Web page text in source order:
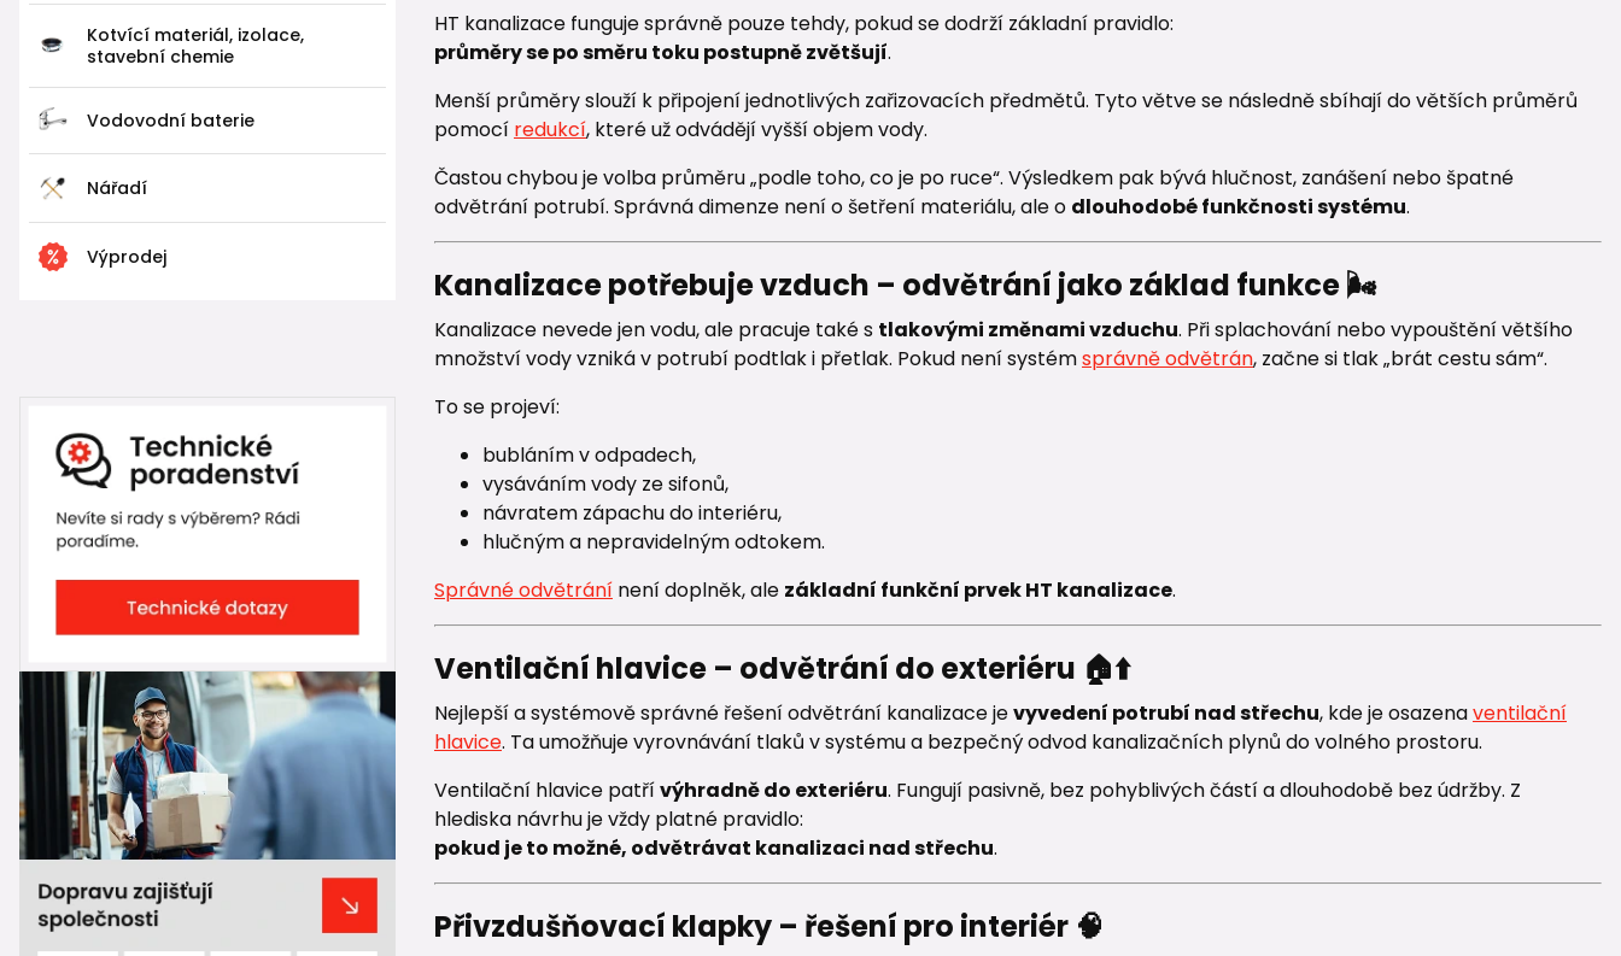
Kotvící materiál, izolace,
stavební chemie
Vodovodní baterie
Nářadí
Výprodej
HT kanalizace funguje správně pouze tehdy, pokud se dodrží základní pravidlo:
průměry se po směru toku postupně zvětšují.
Menší průměry slouží k připojení jednotlivých zařizovacích předmětů. Tyto větve se následně sbíhají do větších průměrů
pomocí redukcí, které už odvádějí vyšší objem vody.
Častou chybou je volba průměru „podle toho, co je po ruce“. Výsledkem pak bývá hlučnost, zanášení nebo špatné
odvětrání potrubí. Správná dimenze není o šetření materiálu, ale o dlouhodobé funkčnosti systému.
Kanalizace potřebuje vzduch – odvětrání jako základ funkce 🌬️
Kanalizace nevede jen vodu, ale pracuje také s tlakovými změnami vzduchu. Při splachování nebo vypouštění většího
množství vody vzniká v potrubí podtlak i přetlak. Pokud není systémsprávně odvětrán, začne si tlak „brát cestu sám“.
To se projeví:
bubláním v odpadech,
vysáváním vody ze sifonů,
návratem zápachu do interiéru,
hlučným a nepravidelným odtokem.
Správné odvětránínení doplněk, ale základní funkční prvek HT kanalizace.
Ventilační hlavice – odvětrání do exteriéru 🏠⬆️
Nejlepší a systémově správné řešení odvětrání kanalizace jevyvedení potrubí nad střechu, kde je osazenaventilační
hlavice. Ta umožňuje vyrovnávání tlaků v systému a bezpečný odvod kanalizačních plynů do volného prostoru.
Ventilační hlavice patřívýhradně do exteriéru. Fungují pasivně, bez pohyblivých částí a dlouhodobě bez údržby. Z
hlediska návrhu je vždy platné pravidlo:
pokud je to možné, odvětrávat kanalizaci nad střechu.
Přivzdušňovací klapky – řešení pro interiér 🧠